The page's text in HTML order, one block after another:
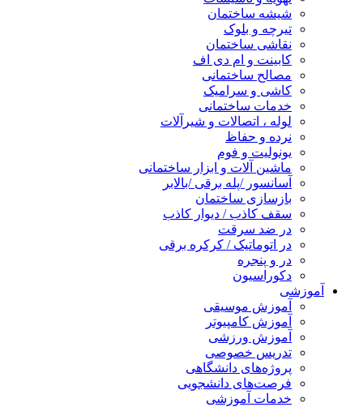
شیشه ساختمان
تیرچه و بلوک
نقاشی ساختمان
کابینت و ام دی اف
مصالح ساختمانی
کاشی و سرامیک
خدمات ساختمانی
لوله ، اتصالات و شیرآلات
نرده و حفاظ
یونولیت و فوم
ماشین آلات و ابزار ساختمانی
آسانسور /پله برقی /بالابر
بازسازی ساختمان
سقف کاذب / دیوار کاذب
در ضد سرقت
در اتوماتیک / کرکره برقی
در و پنجره
دکوراسیون
آموزشی
آموزش موسیقی
آموزش کامپیوتر
آموزش ورزشی
تدریس خصوصی
پروژه‌های دانشگاهی
فرصت‌های دانشجویی
خدمات آموزشی